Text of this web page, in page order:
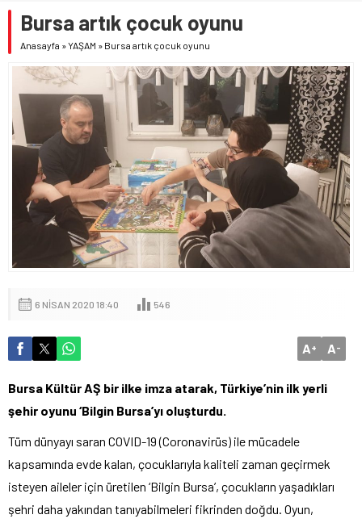
Bursa artık çocuk oyunu
Anasayfa »YAŞAM » Bursa artık çocuk oyunu
6 NISAN 2020 18:40 546
A+ A-
Bursa Kültür AŞ bir ilke imza atarak, Türkiye’nin ilk yerli
şehir oyunu ‘Bilgin Bursa’yı oluşturdu.
Tüm dünyayı saran COVID-19 (Coronavirüs) ile mücadele
kapsamında evde kalan, çocuklarıyla kaliteli zaman geçirmek
isteyen aileler için üretilen ‘Bilgin Bursa’, çocukların yaşadıkları
şehri daha yakından tanıyabilmeleri fikrinden doğdu. Oyun,